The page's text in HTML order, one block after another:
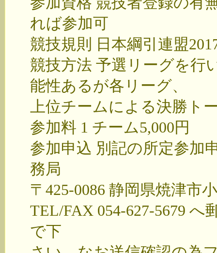
れば参加可
競技規則 日本綱引連盟
競技方法 予選リーグを行
能性あるが各リーグ、
上位チームによる決勝ト
参加料 1 チーム5,000円
参加申込 別記の所定参加
務局
〒425-0086 静岡県焼津市
TEL/FAX 054-627-5679
で下